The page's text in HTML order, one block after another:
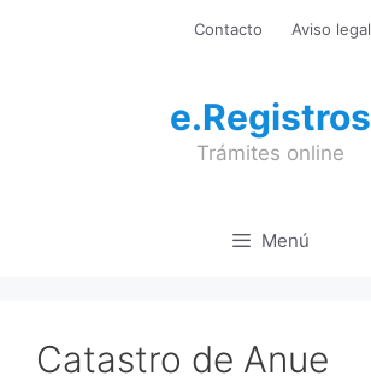
Contacto Aviso legal
e.Registros
Trámites online
Menú
Catastro de Anue